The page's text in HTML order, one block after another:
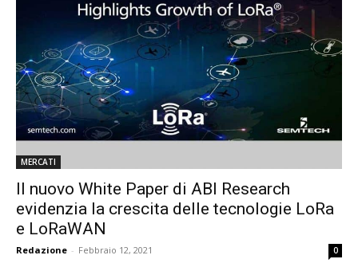
MERCATI
Il nuovo White Paper di ABI Research
evidenzia la crescita delle tecnologie LoRa
e LoRaWAN
Redazione - Febbraio 12, 2021 0